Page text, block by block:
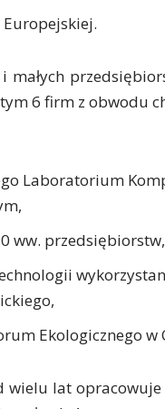
6 firm z obwodu
Laboratorium
ww. przedsiębiorstw,
Ekologicznego w
lat